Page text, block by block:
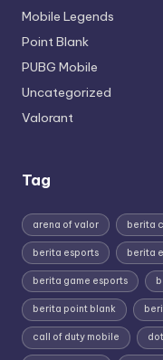
Mobile Legends
Point Blank
PUBG Mobile
Uncategorized
Valorant
Tag
arena of valor berita
berita esports berita
berita game esports
berita point blank
call of duty mobile